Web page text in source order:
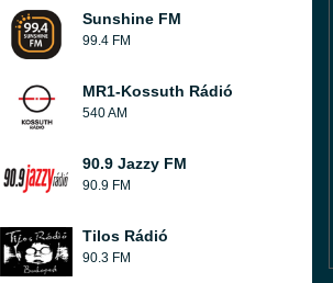
Sunshine FM
99.4 FM
MR1-Kossuth Rádió
540 AM
90.9 Jazzy FM
90.9 FM
Tilos Rádió
90.3 FM